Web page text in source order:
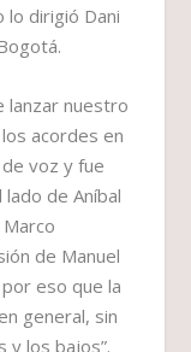
lo dirigió Dani
lanzar nuestro
los acordes en
voz y fue
de Aníbal
de Manuel
eso que la
general, sin
y los bajos”.